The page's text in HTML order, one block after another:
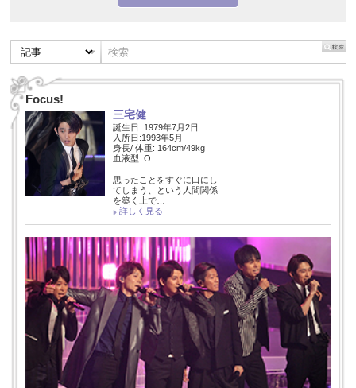
Focus!
三宅健
誕生日: 1979年7月2日
入所日:1993年5月
身長/ 体重: 164cm/49kg
血液型: O
思ったことをすぐに口にし
てしまう、という人間関係
を築く上で…
詳しく見る